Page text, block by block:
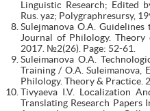
Linguistic Research; Edited
Rus. yaz; Polygraphresursy,
Sulejmanova O.A.
Journal of Philology. Theory
2017. №2(26). Page: 52-61.
Suleimanova O.A.
Training / O.A. Suleimanova,
Philology. Theory & Practice.
Tivyaeva I.V. Localization
Translating Research